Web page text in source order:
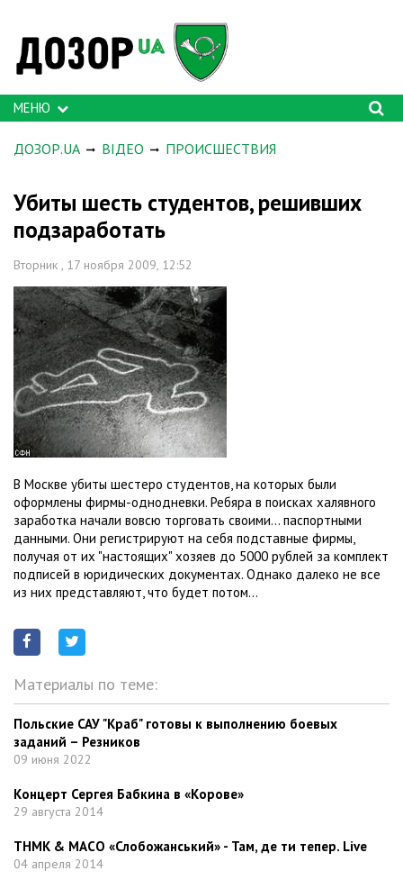
МЕНЮ
ДОЗОР.UA ВІДЕО ПРОИСШЕСТВИЯ
Убиты шесть студентов, решивших
подзаработать
Вторник , 17 ноября 2009, 12:52
В Москве убиты шестеро студентов, на которых были
оформлены фирмы-однодневки. Ребяра в поисках халявного
заработка начали вовсю торговать своими... паспортными
данными. Они регистрируют на себя подставные фирмы,
получая от их "настоящих" хозяев до 5000 рублей за комплект
подписей в юридических документах. Однако далеко не все
из них представляют, что будет потом...
Материалы по теме:
Польские САУ "Краб" готовы к выполнению боевых
заданий – Резников
09 июня 2022
Концерт Сергея Бабкина в «Корове»
29 августа 2014
ТНМК & МАСО «Слобожанський» - Там, де ти тепер. Live
04 апреля 2014